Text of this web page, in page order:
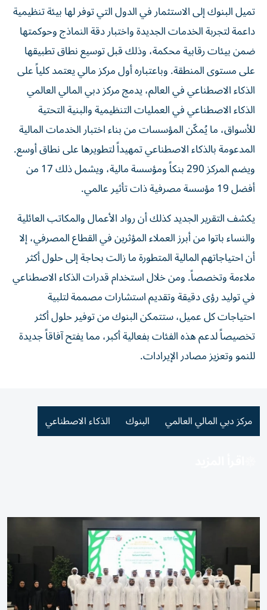
تميل البنوك إلى الاستثمار في الدول التي توفر لها بيئة تنظيمية
داعمة لتجربة الخدمات الجديدة واختبار دقة النماذج وحوكمتها
ضمن بيئات رقابية محكمة، وذلك قبل توسيع نطاق تطبيقها
على مستوى المنطقة. وباعتباره أول مركز مالي يعتمد كلياً على
الذكاء الاصطناعي في العالم، يدمج مركز دبي المالي العالمي
الذكاء الاصطناعي في العمليات التنظيمية والبنية التحتية
للأسواق، ما يُمكّن المؤسسات من بناء اختبار الخدمات المالية
المدعومة بالذكاء الاصطناعي تمهيداً لتطويرها على نطاق أوسع.
ويضم المركز 290 بنكاً ومؤسسة مالية، ويشمل ذلك 17 من
أفضل 19 مؤسسة مصرفية ذات تأثير عالمي.
يكشف التقرير الجديد كذلك أن رواد الأعمال والمكاتب العائلية
والنساء باتوا من أبرز العملاء المؤثرين في القطاع المصرفي، إلا
أن احتياجاتهم المالية المتطورة ما زالت بحاجة إلى حلول أكثر
ملاءمة وتخصصاً. ومن خلال استخدام قدرات الذكاء الاصطناعي
في توليد رؤى دقيقة وتقديم استشارات مصممة لتلبية
احتياجات كل عميل، ستتمكن البنوك من توفير حلول أكثر
تخصيصاً لدعم هذه الفئات بفعالية أكبر، مما يفتح آفاقاً جديدة
للنمو وتعزيز مصادر الإيرادات.
مركز دبي المالي العالمي البنوك الذكاء الاصطناعي